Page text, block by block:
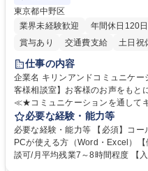
東京都中野区
業界未経験歓迎
年間休日120
賞与あり
交通費支給 土日祝
仕事の内容
企業名 キリンアンドコミュニケーションズ株式
客様相談室】お客様のお声をもとにより
≪★コミュニケーションを通して
お客様のお声をより良い商品づく
様相談室でのお仕事です。 日々お客様からいただくキリングループへのご
意見を、企業活動に活かしていま
って対応、情報提供するとともに
必要な経験・能力等
必要な経験・能力等 【必須】コー
PCが使える方（Word・Excel）
談可/月平均残業7～8時間程度 【入社後の研修】着任から1か月は電話対応